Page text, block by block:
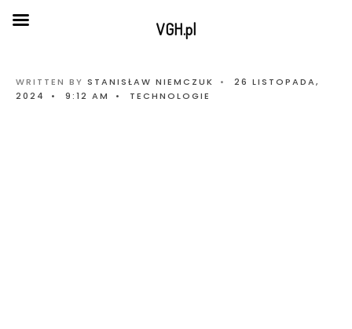
WRITTEN BY STANISŁAW NIEMCZUK •
26 LISTOPADA,
2024
• 9:12 AM • TECHNOLOGIE
VGH.pl